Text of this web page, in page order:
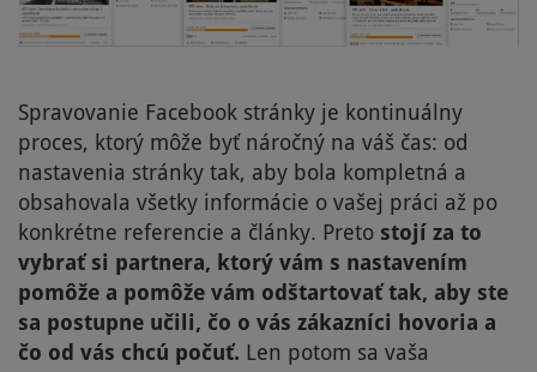
Spravovanie Facebook stránky je kontinuálny
proces, ktorý môže byť náročný na váš čas: od
nastavenia stránky tak, aby bola kompletná a
obsahovala všetky informácie o vašej práci až po
konkrétne referencie a články. Preto stojí za to
vybrať si partnera, ktorý vám s nastavením
pomôže a pomôže vám odštartovať tak, aby ste
sa postupne učili, čo o vás zákazníci hovoria a
čo od vás chcú počuť. Len potom sa vaša